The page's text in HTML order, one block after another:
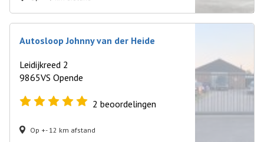
Autosloop Johnny van der Heide
Leidijkreed 2
9865VS Opende
2 beoordelingen
Op +- 12 km afstand